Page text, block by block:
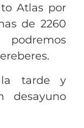
Atlas por
de 2260
la tarde y
desayuno